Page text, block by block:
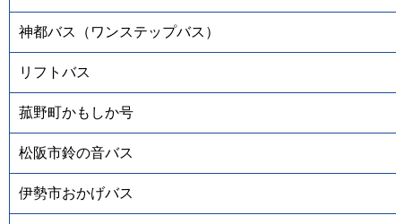
神都バス（ワンステップバス）
リフトバス
菰野町かもしか号
松阪市鈴の音バス
伊勢市おかげバス